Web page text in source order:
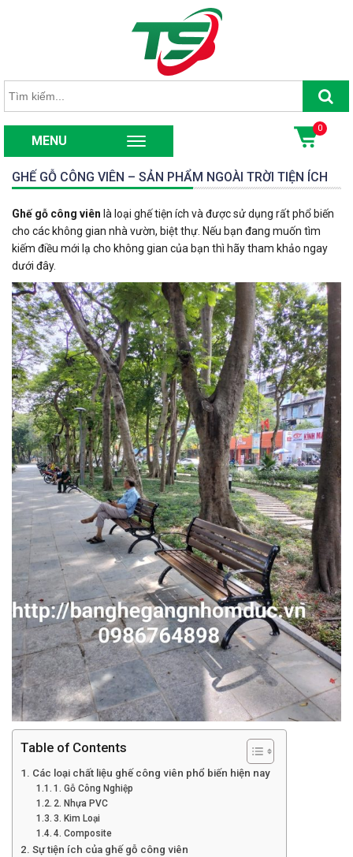
Tìm
kiếm: 0
MENU
GHẾ GỖ CÔNG VIÊN – SẢN PHẨM NGOÀI TRỜI TIỆN ÍCH
Ghế gỗ công viên là loại ghế tiện ích và được sử dụng rất phổ biến
cho các không gian nhà vườn, biệt thự. Nếu bạn đang muốn tìm
kiếm điều mới lạ cho không gian của bạn thì hãy tham khảo ngay
dưới đây.
Table of Contents
Các loại chất liệu ghế công viên phổ biến hiện nay
1. Gỗ Công Nghiệp
2. Nhựa PVC
3. Kim Loại
4. Composite
Sự tiện ích của ghế gỗ công viên